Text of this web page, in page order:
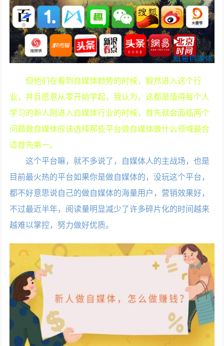
但他们在看到自媒体趋势的时候，毅然进入这个行
业，并且愿意从零开始学起，我认为，这都是值得每个人
学习的新人刚进入自媒体行业的时候，首先就会面临两个
问题做自媒体应该选择那些平台做自媒体做什么领域最合
适首先第一。
这个平台嘛，就不多说了，自媒体人的主战场，也是
目前最火热的平台如果你是做自媒体的，没玩这个平台，
都不好意思说自己的做自媒体的海量用户，营销效果好，
不过最近半年，阅读量明显减少了许多碎片化的时间越来
越难以掌控，努力做好优质。